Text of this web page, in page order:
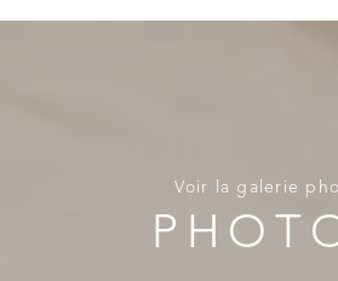
Voir la galerie